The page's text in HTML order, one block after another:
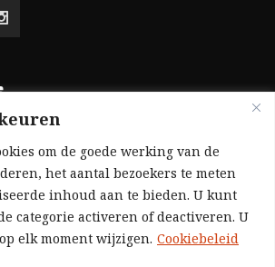
om de goede werking van de
het aantal bezoekers te meten
inhoud aan te bieden. U kunt
categorie activeren of deactiveren. U
elk moment wijzigen. Cookiebeleid
volledig zelf gefinancierd zijn
zonder commerciële
en zonder rijke sponsors), zijn we
van ons tijdschrift uitsluitend
de financiële steun van onze